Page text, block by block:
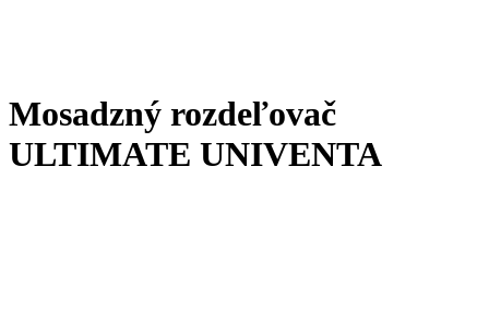
Mosadzný rozdeľovač
ULTIMATE UNIVENTA